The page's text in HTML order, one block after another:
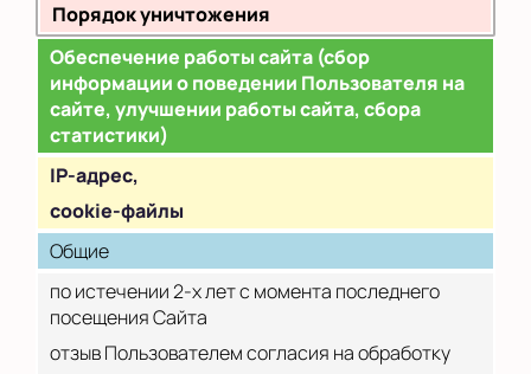
Порядок уничтожения
Обеспечение работы сайта (сбор
информации о поведении Пользователя на
сайте, улучшении работы сайта, сбора
статистики)
IP-адрес,
cookie-файлы
Общие
по истечении 2-х лет с момента последнего
посещения Сайта
отзыв Пользователем согласия на обработку